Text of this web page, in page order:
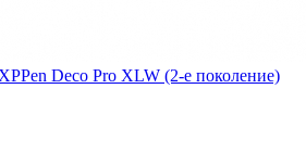
Deco Pro XLW (2-е поколение)